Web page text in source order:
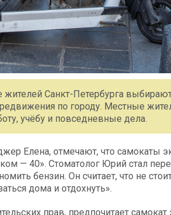
Санкт-Петербурга
по городу. Местные
учёбу и повседневные дела.
Елена, отмечают, что самокаты
— 40». Стоматолог Юрий стал
бензин. Он считает, что не
дома и отдохнуть».
прав, предпочитает